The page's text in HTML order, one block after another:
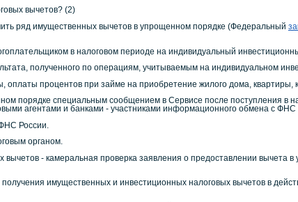
вычетов? (2)
ряд имущественных вычетов в упрощенном порядке (Федеральный
в налоговом периоде на индивидуальный
полученного по операциям, учитываемым на индивидуальном
процентов при займе на приобретение жилого дома, квартиры,
порядке специальным сообщением в Сервисе после поступления в
агентами и банками - участниками информационного обмена с ФНС
России.
органом.
- камеральная проверка заявления о предоставлении вычета в
имущественных и инвестиционных налоговых вычетов в